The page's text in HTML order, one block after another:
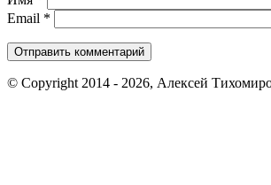
Email *
© Copyright 2014 - 2026, Алексей